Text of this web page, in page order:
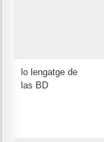
lo lengatge de
las BD